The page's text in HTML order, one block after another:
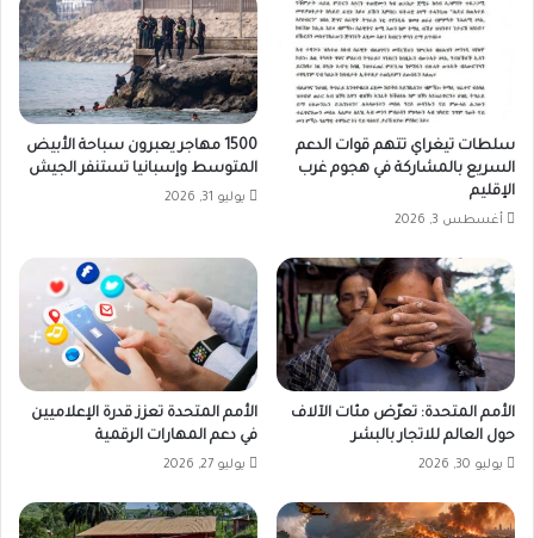
سلطات تيغراي تتهم قوات الدعم
السريع بالمشاركة في هجوم غرب
الإقليم
أغسطس 3, 2026
1500 مهاجر يعبرون سباحة الأبيض
المتوسط وإسبانيا تستنفر الجيش
يوليو 31, 2026
الأمم المتحدة: تعرّض مئات الآلاف
حول العالم للاتجار بالبشر
يوليو 30, 2026
الأمم المتحدة تعزز قدرة الإعلاميين
في دعم المهارات الرقمية
يوليو 27, 2026